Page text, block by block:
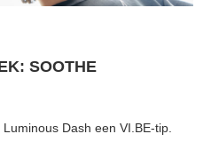
SOOTHE
Dash een VI.BE-tip.